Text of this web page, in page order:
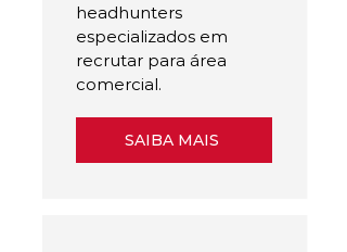
headhunters
especializados em
recrutar para área
comercial.
SAIBA MAIS